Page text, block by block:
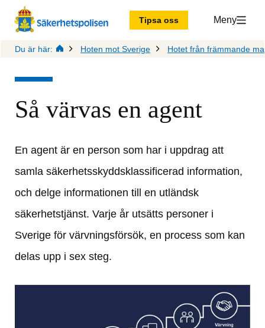
Tipsa oss Meny
Du är här: Hoten mot Sverige Hotet från främmande
Så värvas en agent
En agent är en person som har i uppdrag att
samla säkerhetsskyddsklassificerad information,
och delge informationen till en utländsk
säkerhetstjänst. Varje år utsätts personer i
Sverige för värvningsförsök, en process som kan
delas upp i sex steg.